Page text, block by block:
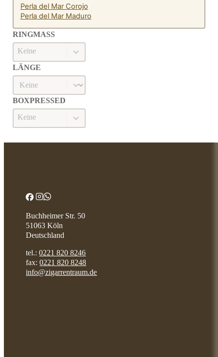
Perla del Mar Corojo
Perla del Mar Maduro
RINGMASS
RINGMASS
Ringmaß
LÄNGE
LÄNGE
Länge
BOXPRESSED
BOXPRESSED
Boxpressed
Buchheimer Str. 50
51063 Köln
Deutschland
tel.:0221 820 8246
fax:0221 820 8248
info@zigarrentraum.de